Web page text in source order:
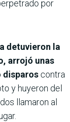
por
detuvieron la
arrojó unas
disparos contra
y huyeron del
llamaron al